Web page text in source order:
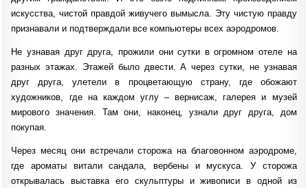
искусства, чистой правдой живучего вымысла. Эту чистую правду
признавали и подтверждали все компьютеры всех аэродромов.
Не узнавая друг друга, прожили они сутки в огромном отеле на
разных этажах. Этажей было двести. А через сутки, не узнавая
друг друга, улетели в процветающую страну, где обожают
художников, где на каждом углу – вернисаж, галерея и музей
мирового значения. Там они, наконец, узнали друг друга, дом
покупая.
Через месяц они встречали сторожа на благовонном аэродроме,
где ароматы витали сандала, вербены и мускуса. У сторожа
открывалась выставка его скульптуры и живописи в одной из